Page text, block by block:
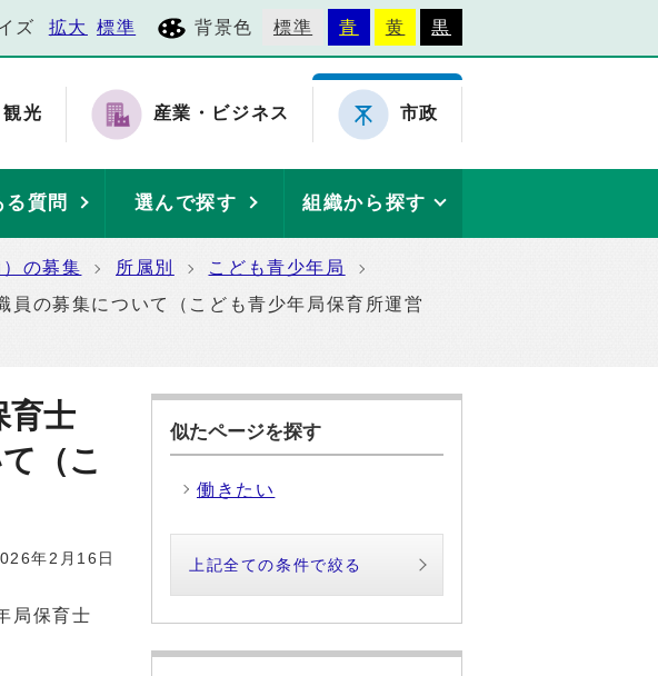
ズ 拡大 標準 背景色 標準 青 黄 黒
光 産業・ビジネス 市政
る質問 選んで探す 組織から探す
の募集 所属別
こども青少年局
員の募集について（こども青少年局保育所運営
育士
（こ
年2月16日
局保育士
似たページを探す
働きたい
上記全ての条件で絞る